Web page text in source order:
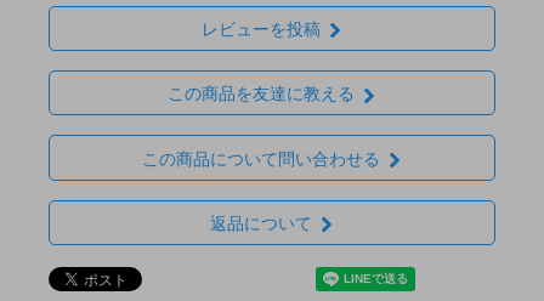
レビューを投稿
この商品を友達に教える
この商品について問い合わせる
返品について